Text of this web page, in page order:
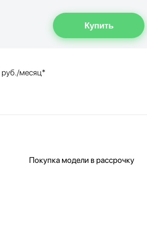
руб./месяц*
Покупка модели в рассрочку